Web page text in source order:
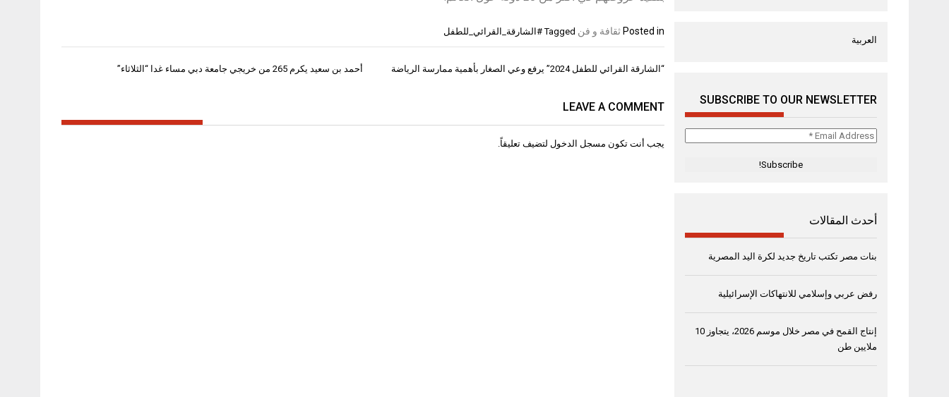
Posted in ثقافة و فن Tagged #الشارقة_القرائي_للطفل
تصفّح
أحمد بن سعيد يكرم 265 من خريجي جامعة دبي مساء غدا “الثلاثاء” “الشارقة القرائي للطفل 2024” يرفع وعي الصغار بأهمية ممارسة الرياضة
LEAVE A COMMENT
يجب أنت تكون مسجل الدخول لتضيف تعليقاً.
العربية
SUBSCRIBE TO OUR NEWSLETTER
Email
أحدث المقالات
بنات مصر تكتب تاريخ جديد لكرة اليد المصرية
رفض عربي وإسلامي للانتهاكات الإسرائيلية
إنتاج القمح في مصر خلال موسم 2026، يتجاوز 10
ملايين طن